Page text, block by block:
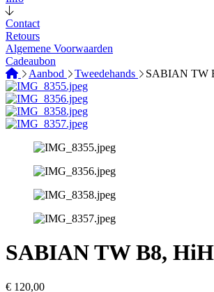
Contact
Retours
Algemene Voorwaarden
Cadeaubon
Aanbod
Tweedehands SABIAN TW
SABIAN TW B8,
€ 120,00